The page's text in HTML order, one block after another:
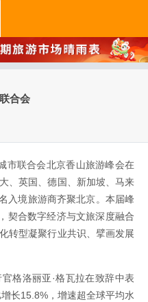
合会
市联合会北京香山旅游峰会在
、英国、德国、新加坡、马来
入境旅游商齐聚北京。本届峰
契合数字经济与文旅深度融合
转型凝聚行业共识、擘画发展
格洛丽亚·格瓦拉在致辞中表
长15.8%，增速超全球平均水